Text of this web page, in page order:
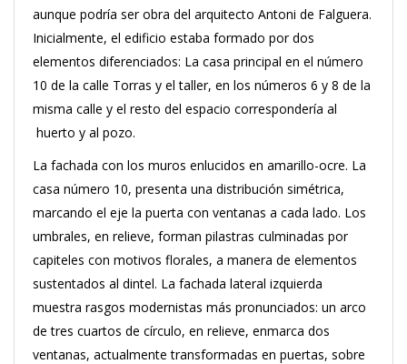
aunque podría ser obra del arquitecto Antoni de Falguera.
Inicialmente, el edificio estaba formado por dos
elementos diferenciados: La casa principal en el número
10 de la calle Torras y el taller, en los números 6 y 8 de la
misma calle y el resto del espacio correspondería al
huerto y al pozo.
La fachada con los muros enlucidos en amarillo-ocre. La
casa número 10, presenta una distribución simétrica,
marcando el eje la puerta con ventanas a cada lado. Los
umbrales, en relieve, forman pilastras culminadas por
capiteles con motivos florales, a manera de elementos
sustentados al dintel. La fachada lateral izquierda
muestra rasgos modernistas más pronunciados: un arco
de tres cuartos de círculo, en relieve, enmarca dos
ventanas, actualmente transformadas en puertas, sobre